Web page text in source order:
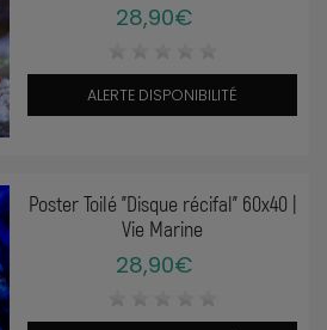
28,90€
ALERTE DISPONIBILITÉ
Poster Toilé "Disque récifal" 60x40 |
Vie Marine
28,90€